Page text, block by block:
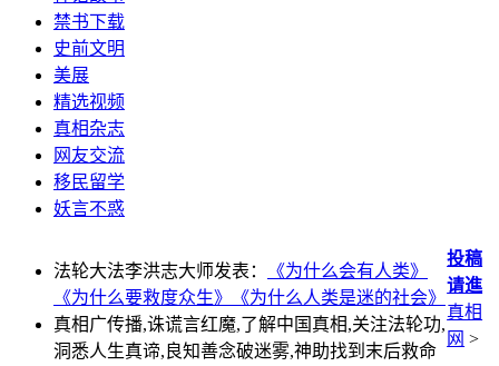
禁书下载
史前文明
美展
精选视频
真相杂志
网友交流
移民留学
妖言不惑
法轮大法李洪志大师发表：
《为什么会有人类》
《为什么要救度众生》
《为什么人类是迷的社会》
真相广传播,诛谎言红魔,了解中国真相,关注法轮功,
洞悉人生真谛,良知善念破迷雾,神助找到末后救命
投稿
请進
真相
网 >